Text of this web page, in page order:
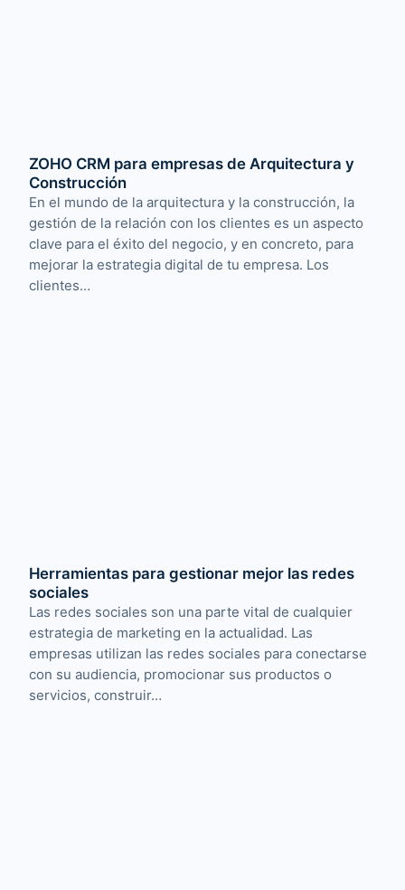
ZOHO CRM para empresas de Arquitectura y
Construcción
En el mundo de la arquitectura y la construcción, la
gestión de la relación con los clientes es un aspecto
clave para el éxito del negocio, y en concreto, para
mejorar la estrategia digital de tu empresa. Los
clientes…
Herramientas para gestionar mejor las redes
sociales
Las redes sociales son una parte vital de cualquier
estrategia de marketing en la actualidad. Las
empresas utilizan las redes sociales para conectarse
con su audiencia, promocionar sus productos o
servicios, construir…